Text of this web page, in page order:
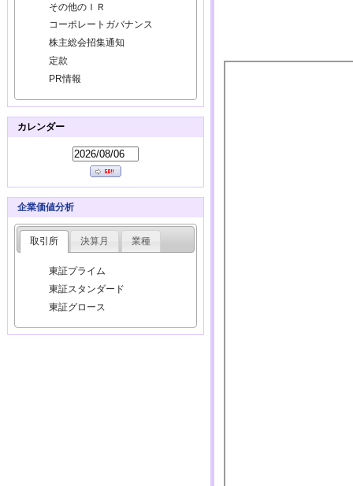
その他のＩＲ
コーポレートガバナンス
株主総会招集通知
定款
PR情報
カレンダー
企業価値分析
取引所 決算月 業種
東証プライム
東証スタンダード
東証グロース